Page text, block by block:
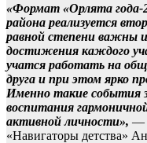
«Формат «Орлята года-
района реализуется
равной степени важны
достижения каждого
учатся работать на
друга и при этом ярко
Именно такие события
воспитания
активной личности», —
«Навигаторы детства»